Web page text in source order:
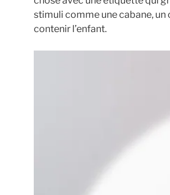
stimuli comme une cabane, un
contenir l’enfant.